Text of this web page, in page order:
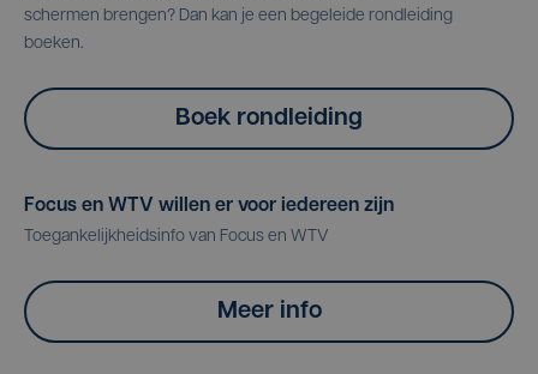
schermen brengen? Dan kan je een begeleide rondleiding
boeken.
Boek rondleiding
Focus en WTV willen er voor iedereen zijn
Toegankelijkheidsinfo van Focus en WTV
Meer info